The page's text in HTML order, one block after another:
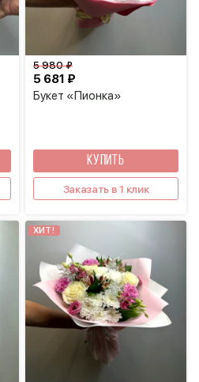
Букет «Пионка»
5 681 ₽
5 980 ₽
КУПИТЬ
Заказать в 1 клик
ХИТ!